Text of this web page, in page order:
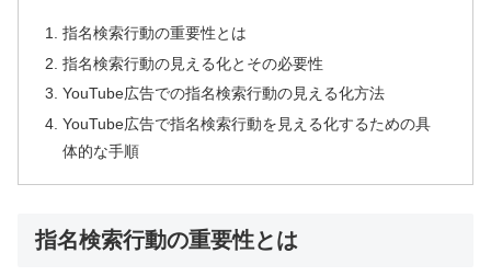
指名検索行動の重要性とは
指名検索行動の見える化とその必要性
YouTube広告での指名検索行動の見える化方法
YouTube広告で指名検索行動を見える化するための具
体的な手順
指名検索行動の重要性とは